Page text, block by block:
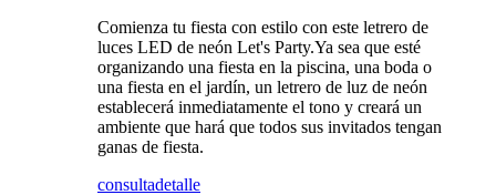
Comienza tu fiesta con estilo con este letrero de
luces LED de neón Let's Party.Ya sea que esté
organizando una fiesta en la piscina, una boda o
una fiesta en el jardín, un letrero de luz de neón
establecerá inmediatamente el tono y creará un
ambiente que hará que todos sus invitados tengan
ganas de fiesta.
consultadetalle